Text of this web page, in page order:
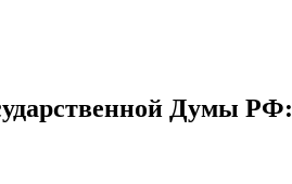
Думы РФ: